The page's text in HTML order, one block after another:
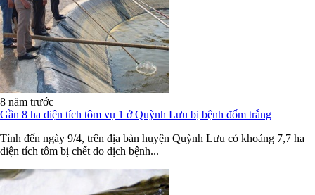
8 năm trước
Gần 8 ha diện tích tôm vụ 1 ở Quỳnh Lưu bị bệnh đốm trắng
Tính đến ngày 9/4, trên địa bàn huyện Quỳnh Lưu có khoảng 7,7 ha
diện tích tôm bị chết do dịch bệnh...